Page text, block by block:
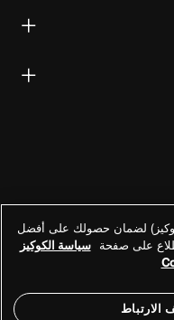
لضمان حصولك على أفضل
على صفحة سياسة الكوكيز